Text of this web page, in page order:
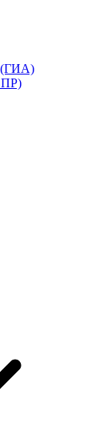
(ГИА)